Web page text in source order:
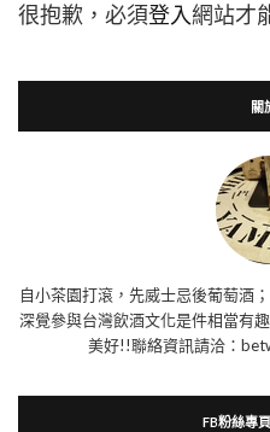
很抱歉，必須登入網站才
關
自小茶園打滾，先威士忌後葡萄酒
深覺參與台灣飲酒文化是件相當有
美好!!聯絡資訊請洽：
FB粉絲專